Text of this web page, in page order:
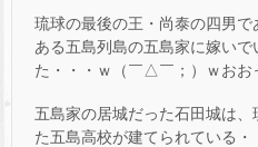
琉球の最後の王・尚泰の四男
ある五島列島の五島家に嫁い
た・・・ｗ（￣△￣；）ｗおお
五島家の居城だった石田城は
た五島高校が建てられている・